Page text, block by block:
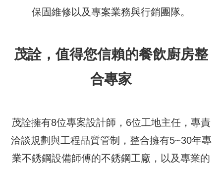
保固維修以及專案業務與行銷團隊。
茂詮，值得您信賴的餐飲廚房整
合專家
茂詮擁有8位專案設計師，6位工地主任，專責
洽談規劃與工程品質管制，整合擁有5~30年專
業不銹鋼設備師傅的不銹鋼工廠，以及專業的